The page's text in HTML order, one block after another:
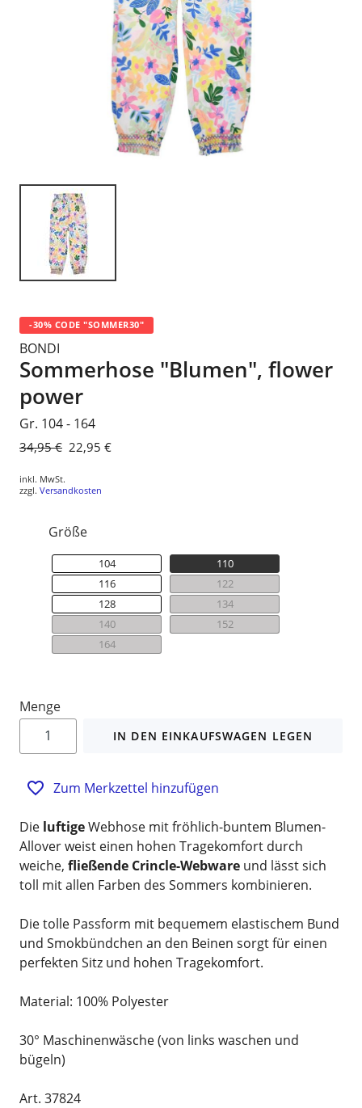
-30% CODE "SOMMER30"
BONDI
Sommerhose "Blumen", flower
power
Gr. 104 - 164
Normaler
34,95 € Sonderpreis
22,95 €
inkl. MwSt.
zzgl. Versandkosten
Größe
104
110
116
122
128
134
140
152
164
Menge
IN DEN EINKAUFSWAGEN LEGEN
Zum Merkzettel hinzufügen
Die luftigeWebhose mit fröhlich-buntem Blumen-
Allover weist einen hohen Tragekomfort durch
weiche, fließende Crincle-Webware und lässt sich
toll mit allen Farben des Sommers kombinieren.
Die tolle Passform mit bequemem elastischem Bund
und Smokbündchen an den Beinen sorgt für einen
perfekten Sitz und hohen Tragekomfort.
Material: 100% Polyester
30° Maschinenwäsche (von links waschen und
bügeln)
Art. 37824